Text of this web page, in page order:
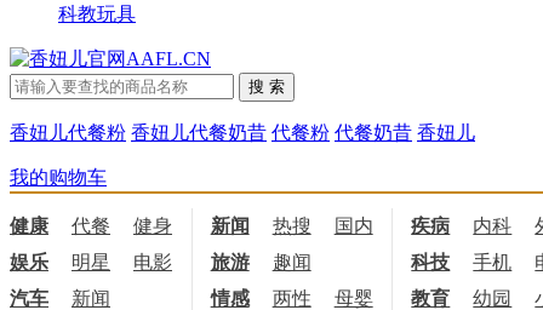
科教玩具
香妞儿代餐粉 香妞儿代餐奶昔 代餐粉 代餐奶昔 香妞儿
我的购物车
健康 代餐 健身 饮食
新闻 热搜 国内 国际
疾病 内科
娱乐
明星 电影 电视
旅游 趣闻 科技 手机
汽车
新闻 情感 两性 母婴 职场
教育 幼园